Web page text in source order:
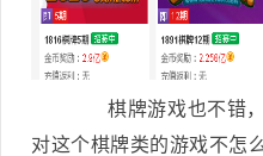
棋牌游戏也不错，
对这个棋牌类的游戏不怎